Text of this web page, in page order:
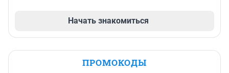
Начать знакомиться
ПРОМОКОДЫ